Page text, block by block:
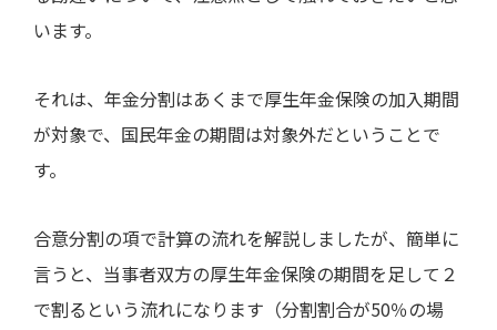
います。
それは、年金分割はあくまで厚生年金保険の加入期間
が対象で、国民年金の期間は対象外だということで
す。
合意分割の項で計算の流れを解説しましたが、簡単に
言うと、当事者双方の厚生年金保険の期間を足して２
で割るという流れになります（分割割合が50％の場